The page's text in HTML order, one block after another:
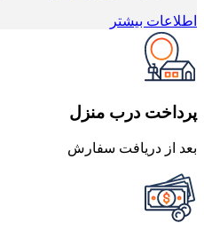
اطلاعات بیشتر
پرداخت درب منزل
بعد از دریافت سفارش